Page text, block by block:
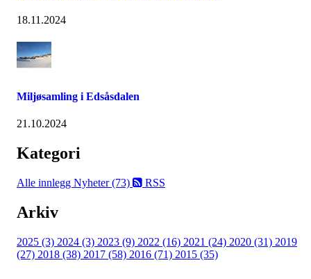
18.11.2024
Miljøsamling i Edsåsdalen
21.10.2024
Kategori
Alle innlegg Nyheter (73) RSS
Arkiv
2025 (3) 2024 (3) 2023 (9) 2022 (16) 2021 (24) 2020 (31) 2019
(27) 2018 (38) 2017 (58) 2016 (71) 2015 (35)